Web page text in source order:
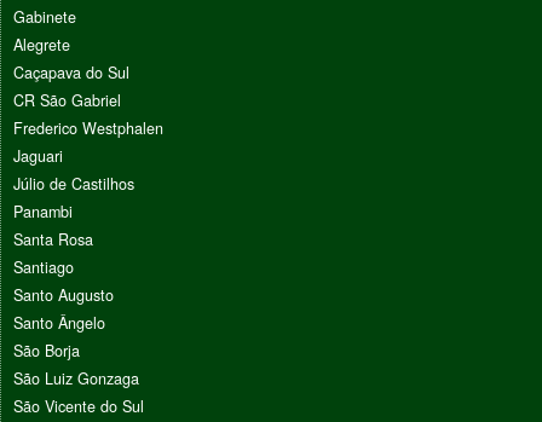
Gabinete
Alegrete
Caçapava do Sul
CR São Gabriel
Frederico Westphalen
Jaguari
Júlio de Castilhos
Panambi
Santa Rosa
Santiago
Santo Augusto
Santo Ângelo
São Borja
São Luiz Gonzaga
São Vicente do Sul